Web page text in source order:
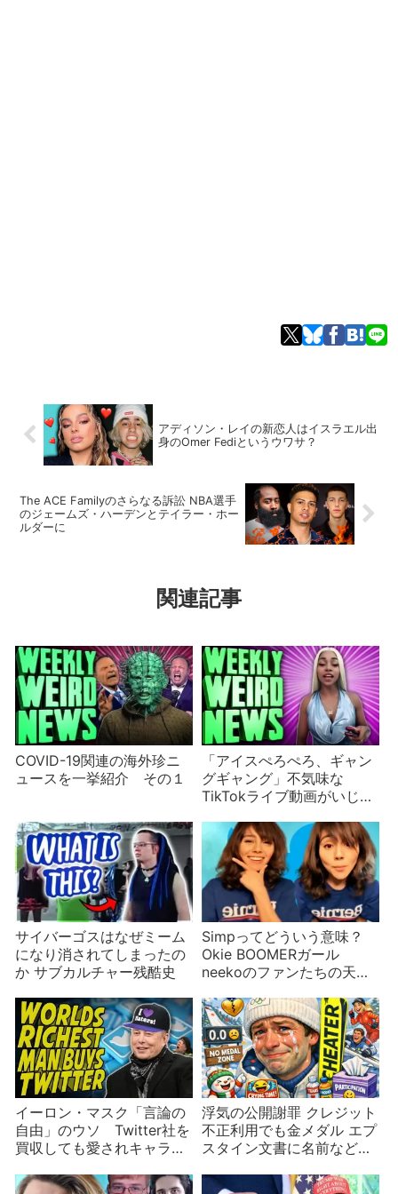
アディソン・レイの新恋人はイスラエル出
身のOmer Fediというウワサ？
The ACE Familyのさらなる訴訟 NBA選手
のジェームズ・ハーデンとテイラー・ホー
ルダーに
関連記事
COVID-19関連の海外珍ニ
ュースを一挙紹介 その１
「アイスぺろぺろ、ギャン
グギャング」不気味な
TikTokライブ動画がいじら
代のNPC遊びが理由？
サイバーゴスはなぜミーム
になり消されてしまったの
か サブカルチャー残酷史
Simpってどういう意味？
Okie BOOMERガール
neekoのファンたちの天国
イーロン・マスク「言論の
自由」のウソ Twitter社を
買収しても愛されキャラに
いて
浮気の公開謝罪 クレジット
不正利用でも金メダル エプ
スタイン文書に名前などオ